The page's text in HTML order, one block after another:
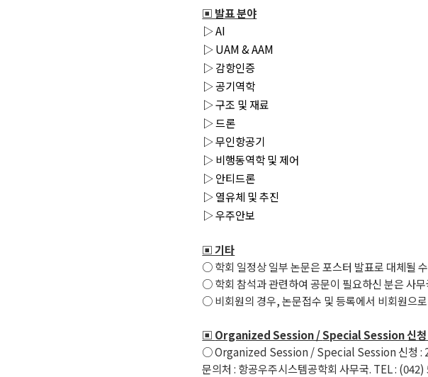
▣ 발표 분야
▷ AI
▷ UAM & AAM
▷ 감항인증
▷ 공기역학
▷ 구조 및 재료
▷ 드론
▷ 무인항공기
▷ 비행동역학 및 제어
▷ 안티드론
▷ 열유체 및 추진
▷ 우주안보
▣ 기타
○ 학회 일정상 일부 논문은 포스터 발표로 대체될
○ 학회 참석과 관련하여 공문이 필요하신 분은 사
○ 비회원의 경우, 논문접수 및 등록에서 비회원으로
▣ Organized Session /Special Session신
○ Organized Session / Special Session 신청 :
문의처 : 항공우주시스템공학회 사무국. TEL :